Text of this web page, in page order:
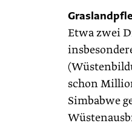
Etwa zwei
schon
Simbabwe